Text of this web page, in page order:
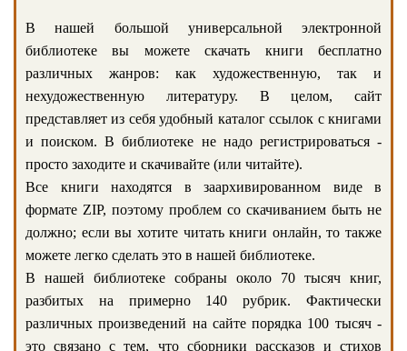
В нашей большой универсальной электронной
библиотеке вы можете скачать книги бесплатно
различных жанров: как художественную, так и
нехудожественную литературу. В целом, сайт
представляет из себя удобный каталог ссылок с книгами
и поиском. В библиотеке не надо регистрироваться -
просто заходите и скачивайте (или читайте).
Все книги находятся в заархивированном виде в
формате ZIP, поэтому проблем со скачиванием быть не
должно; если вы хотите читать книги онлайн, то также
можете легко сделать это в нашей библиотеке.
В нашей библиотеке собраны около 70 тысяч книг,
разбитых на примерно 140 рубрик. Фактически
различных произведений на сайте порядка 100 тысяч -
это связано с тем, что сборники рассказов и стихов